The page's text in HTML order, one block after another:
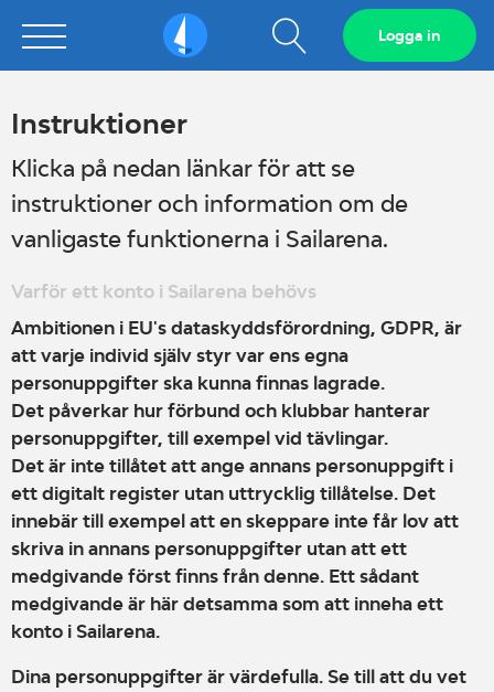
Sailarena Visa
sökfält
Logga in
Instruktioner
Klicka på nedan länkar för att se
instruktioner och information om de
vanligaste funktionerna i Sailarena.
Varför ett konto i Sailarena behövs
Ambitionen i EU's dataskyddsförordning, GDPR, är
att varje individ själv styr var ens egna
personuppgifter ska kunna finnas lagrade.
Det påverkar hur förbund och klubbar hanterar
personuppgifter, till exempel vid tävlingar.
Det är inte tillåtet att ange annans personuppgift i
ett digitalt register utan uttrycklig tillåtelse. Det
innebär till exempel att en skeppare inte får lov att
skriva in annans personuppgifter utan att ett
medgivande först finns från denne. Ett sådant
medgivande är här detsamma som att inneha ett
konto i Sailarena.
Dina personuppgifter är värdefulla. Se till att du vet